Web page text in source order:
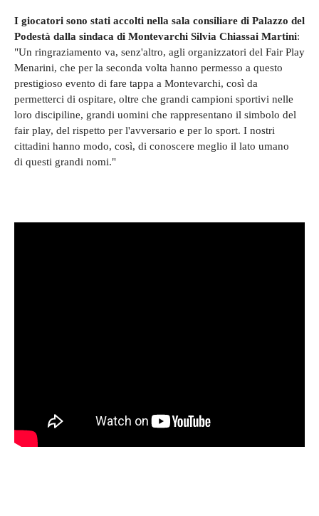
I giocatori sono stati accolti nella sala consiliare di Palazzo del
Podestà dalla sindaca di Montevarchi Silvia Chiassai Martini:
"Un ringraziamento va, senz'altro, agli organizzatori del Fair Play
Menarini, che per la seconda volta hanno permesso a questo
prestigioso evento di fare tappa a Montevarchi, così da
permetterci di ospitare, oltre che grandi campioni sportivi nelle
loro discipiline, grandi uomini che rappresentano il simbolo del
fair play, del rispetto per l'avversario e per lo sport. I nostri
cittadini hanno modo, così, di conoscere meglio il lato umano
di questi grandi nomi."